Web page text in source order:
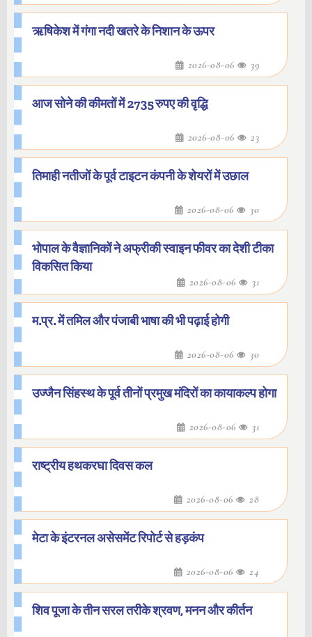
ऋषिकेश में गंगा नदी खतरे के निशान के ऊपर
2026-08-06 39
आज सोने की कीमतों में 2735 रुपए की वृद्धि
2026-08-06 23
तिमाही नतीजों के पूर्व टाइटन कंपनी के शेयरों में उछाल
2026-08-06 30
भोपाल के वैज्ञानिकों ने अफ्रीकी स्वाइन फीवर का देशी टीका
विकसित किया
2026-08-06 31
म.प्र. में तमिल और पंजाबी भाषा की भी पढ़ाई होगी
2026-08-06 30
उज्जैन सिंहस्थ के पूर्व तीनों प्रमुख मंदिरों का कायाकल्प होगा
2026-08-06 31
राष्ट्रीय हथकरघा दिवस कल
2026-08-06 28
मेटा के इंटरनल असेसमेंट रिपोर्ट से हड़कंप
2026-08-06 24
शिव पूजा के तीन सरल तरीके श्रवण, मनन और कीर्तन